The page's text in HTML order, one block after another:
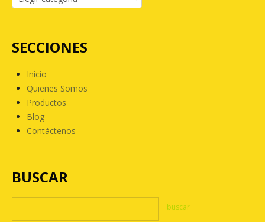
SECCIONES
Inicio
Quienes Somos
Productos
Blog
Contáctenos
BUSCAR